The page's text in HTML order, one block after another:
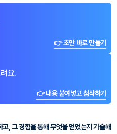
👉 초안 바로 만들기
요.
👉 내용 붙여넣고 첨삭하기
, 그 경험을 통해 무엇을 얻었는지 기술해